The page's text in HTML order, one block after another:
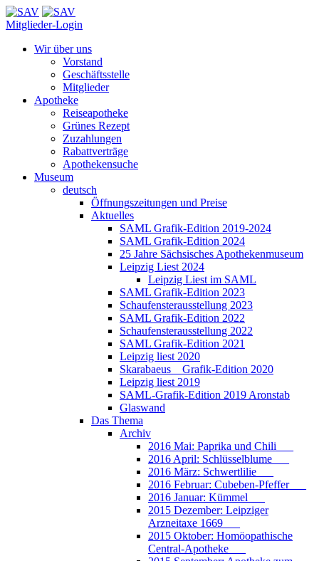
Mitglieder-Login
Wir über uns
Vorstand
Geschäftsstelle
Mitglieder
Apotheke
Reiseapotheke
Grünes Rezept
Zuzahlungen
Rabattverträge
Apothekensuche
Museum
deutsch
Öffnungszeitungen und Preise
Aktuelles
SAML Grafik-Edition 2019-2024
SAML Grafik-Edition 2024
25 Jahre Sächsisches Apothekenmuseum
Leipzig Liest 2024
Leipzig Liest im SAML
SAML Grafik-Edition 2023
Schaufensterausstellung 2023
SAML Grafik-Edition 2022
Schaufensterausstellung 2022
SAML Grafik-Edition 2021
Leipzig liest 2020
Skarabaeus _ Grafik-Edition 2020
Leipzig liest 2019
SAML-Grafik-Edition 2019 Aronstab
Glaswand
Das Thema
Archiv
2016 Mai: Paprika und Chili___
2016 April: Schlüsselblume___
2016 März: Schwertlilie___
2016 Februar: Cubeben-Pfeffer___
2016 Januar: Kümmel___
2015 Dezember: Leipziger
Arzneitaxe 1669___
2015 Oktober: Homöopathische
Central-Apotheke___